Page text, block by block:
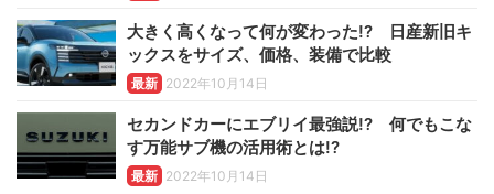
大きく高くなって何が変わった!? 日産新旧キ
ックスをサイズ、価格、装備で比較
最新 2022年10月14日
セカンドカーにエブリイ最強説!? 何でもこな
す万能サブ機の活用術とは!?
最新 2022年10月14日